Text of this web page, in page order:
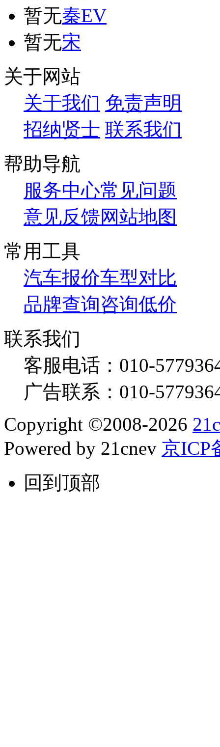
暂无秦EV
暂无宋
关于网站
关于我们 免责声明
招纳贤士 联系我们
帮助导航
服务中心常见问题
意见反馈网站地图
常用工具
汽车报价车型对比
品牌查询咨询低价
联系我们
客服电话： 010-
广告联系： 010-
Copyright ©2008-2026
Powered by 21cnev 京ICP
回到顶部